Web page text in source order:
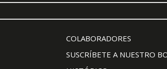
COLABORADORES
SUSCRÍBETE A NUESTRO